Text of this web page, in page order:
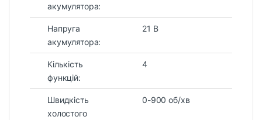
акумулятора:
Напруга
акумулятора:
21 В
Кількість
функцій:
4
Швидкість
холостого
0-900 об/хв